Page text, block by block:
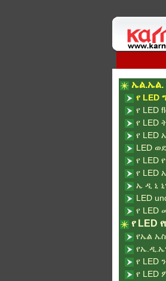
ኤል.ኤል.
የ LED
የ LED
የ LED
የ
LED
የ LED
የ LED
ኤ ዲ ኒ
LED
የ LED
የ LED
የኤል
የ LED
የ LED